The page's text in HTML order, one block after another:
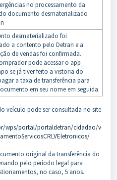
no processamento da
documento desmaterializado
desmaterializado foi
a contento pelo Detran e a
de vendas foi confirmada.
pode acessar o app
se já tiver feito a vistoria do
a taxa de transferência para
em seu nome em seguida.
veículo pode ser consultada no site
wps/portal/portaldetran/cidadao/v
original da transferência do
pelo período legal para
no caso, 5 anos.